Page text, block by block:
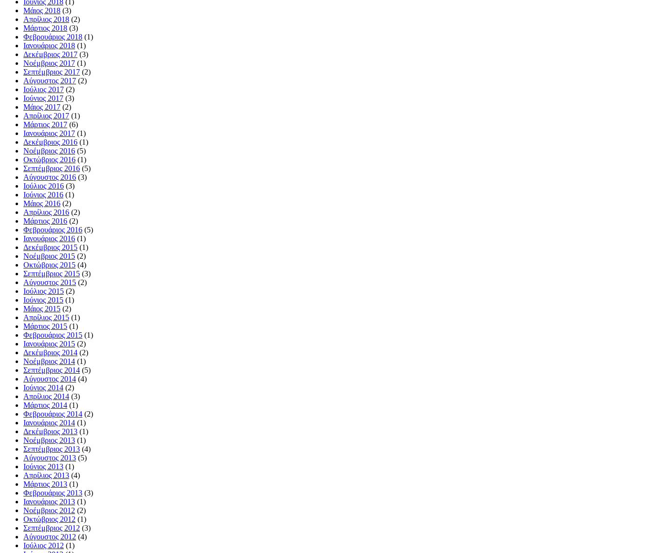
Ιούνιος 2018 (1)
Μάιος 2018 (3)
Απρίλιος 2018 (2)
Μάρτιος 2018 (3)
Φεβρουάριος 2018 (1)
Ιανουάριος 2018 (1)
Δεκέμβριος 2017 (3)
Νοέμβριος 2017 (1)
Σεπτέμβριος 2017 (2)
Αύγουστος 2017 (2)
Ιούλιος 2017 (2)
Ιούνιος 2017 (3)
Μάιος 2017 (2)
Απρίλιος 2017 (1)
Μάρτιος 2017 (6)
Ιανουάριος 2017 (1)
Δεκέμβριος 2016 (1)
Νοέμβριος 2016 (5)
Οκτώβριος 2016 (1)
Σεπτέμβριος 2016 (5)
Αύγουστος 2016 (3)
Ιούλιος 2016 (3)
Ιούνιος 2016 (1)
Μάιος 2016 (2)
Απρίλιος 2016 (2)
Μάρτιος 2016 (2)
Φεβρουάριος 2016 (5)
Ιανουάριος 2016 (1)
Δεκέμβριος 2015 (1)
Νοέμβριος 2015 (2)
Οκτώβριος 2015 (4)
Σεπτέμβριος 2015 (3)
Αύγουστος 2015 (2)
Ιούλιος 2015 (2)
Ιούνιος 2015 (1)
Μάιος 2015 (2)
Απρίλιος 2015 (1)
Μάρτιος 2015 (1)
Φεβρουάριος 2015 (1)
Ιανουάριος 2015 (2)
Δεκέμβριος 2014 (2)
Νοέμβριος 2014 (1)
Σεπτέμβριος 2014 (5)
Αύγουστος 2014 (4)
Ιούνιος 2014 (2)
Απρίλιος 2014 (3)
Μάρτιος 2014 (1)
Φεβρουάριος 2014 (2)
Ιανουάριος 2014 (1)
Δεκέμβριος 2013 (1)
Νοέμβριος 2013 (1)
Σεπτέμβριος 2013 (4)
Αύγουστος 2013 (5)
Ιούνιος 2013 (1)
Απρίλιος 2013 (4)
Μάρτιος 2013 (1)
Φεβρουάριος 2013 (3)
Ιανουάριος 2013 (1)
Νοέμβριος 2012 (2)
Οκτώβριος 2012 (1)
Σεπτέμβριος 2012 (3)
Αύγουστος 2012 (4)
Ιούλιος 2012 (1)